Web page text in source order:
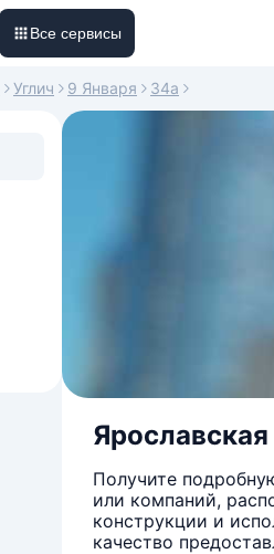
Все сервисы
Углич 9 Января 34а
Получите
или компаний,
конструкции и
качество